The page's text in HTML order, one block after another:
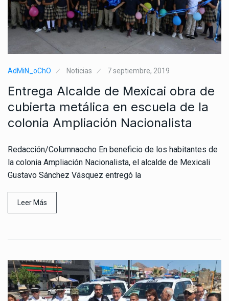
AdMiN_oChO Noticias 7 septiembre, 2019
Entrega Alcalde de Mexicai obra de
cubierta metálica en escuela de la
colonia Ampliación Nacionalista
Redacción/Columnaocho En beneficio de los habitantes de
la colonia Ampliación Nacionalista, el alcalde de Mexicali
Gustavo Sánchez Vásquez entregó la
Leer Más